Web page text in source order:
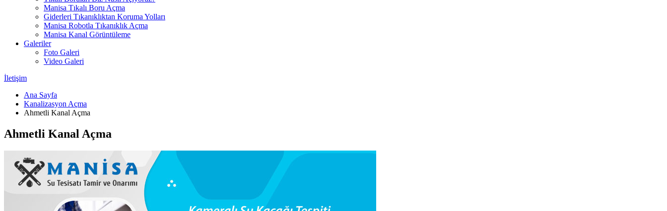
Manisa Tıkalı Boru Açma
Giderleri Tıkanıklıktan Koruma Yolları
Manisa Robotla Tıkanıklık Açma
Manisa Kanal Görüntüleme
Galeriler
Foto Galeri
Video Galeri
İletişim
Ana Sayfa
Kanalizasyon Açma
Ahmetli Kanal Açma
Ahmetli Kanal Açma